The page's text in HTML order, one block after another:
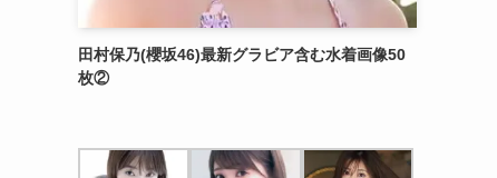
田村保乃(櫻坂46)最新グラビア含む水着画像50
枚②